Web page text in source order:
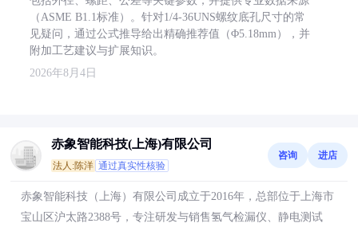
（ASME B1.1标准）。针对1/4-36UNS螺纹底孔尺寸的常
见疑问，通过公式推导给出精确推荐值（Φ5.18mm），并
附加工艺建议与扩展知识。
2026年8月4日
赤象智能科技(上海)有限公司
法人:陈洋 通过真实性核验
咨询 进店
赤象智能科技（上海）有限公司成立于2016年，总部位于上海市
宝山区沪太路2388号，专注研发与销售氢气检漏仪、静电测试